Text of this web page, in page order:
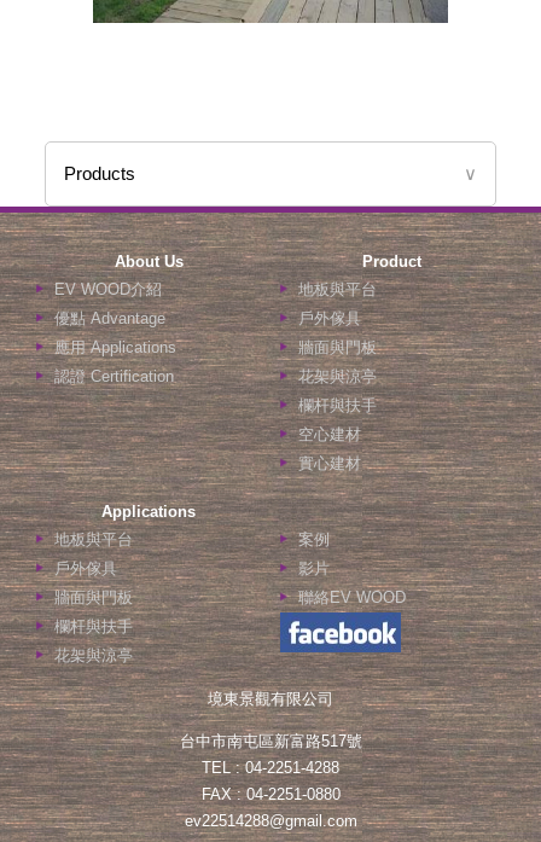
Products ∨
About Us
EV WOOD介紹
優點 Advantage
應用 Applications
認證 Certification
Product
地板與平台
戶外傢具
牆面與門板
花架與涼亭
欄杆與扶手
空心建材
實心建材
Applications
地板與平台
戶外傢具
牆面與門板
欄杆與扶手
花架與涼亭
案例
影片
聯絡EV WOOD
境東景觀有限公司
台中市南屯區新富路517號
TEL : 04-2251-4288
FAX : 04-2251-0880
ev22514288@gmail.com